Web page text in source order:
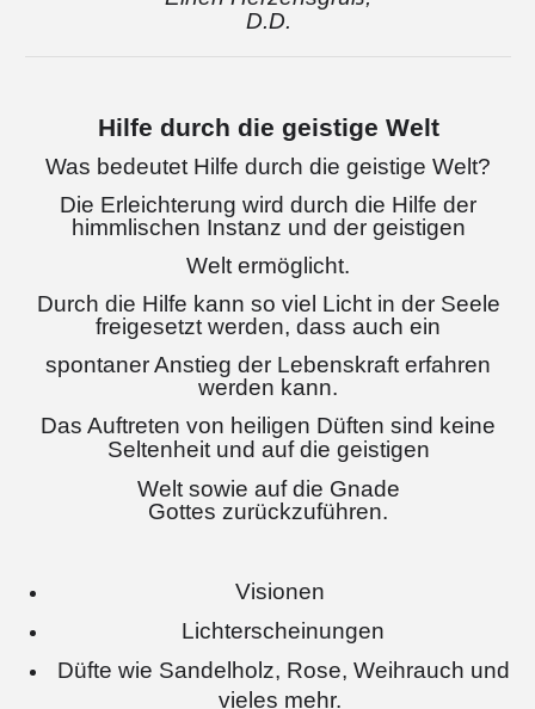
D.D.
Hilfe durch die geistige Welt
Was bedeutet Hilfe durch die geistige Welt?
Die Erleichterung wird durch die Hilfe der
himmlischen Instanz und der geistigen
Welt ermöglicht.
Durch die Hilfe kann so viel Licht in der Seele
freigesetzt werden, dass auch ein
spontaner Anstieg der Lebenskraft erfahren
werden kann.
Das Auftreten von heiligen Düften sind keine
Seltenheit und auf die geistigen
Welt sowie auf die Gnade
Gottes zurückzuführen.
Visionen
Lichterscheinungen
Düfte wie Sandelholz, Rose, Weihrauch und
vieles mehr.